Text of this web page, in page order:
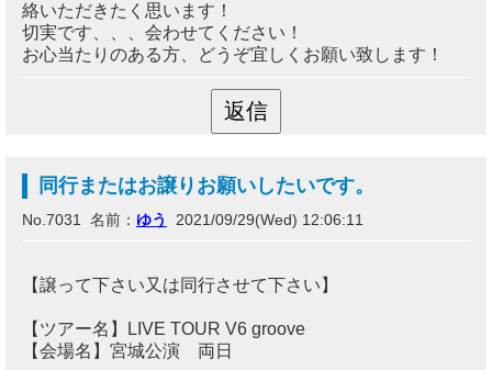
絡いただきたく思います！
切実です、、、会わせてください！
お心当たりのある方、どうぞ宜しくお願い致します！
同行またはお譲りお願いしたいです。
No.7031 名前： ゆう 2021/09/29(Wed) 12:06:11
【譲って下さい又は同行させて下さい】
【ツアー名】LIVE TOUR V6 groove
【会場名】宮城公演 両日